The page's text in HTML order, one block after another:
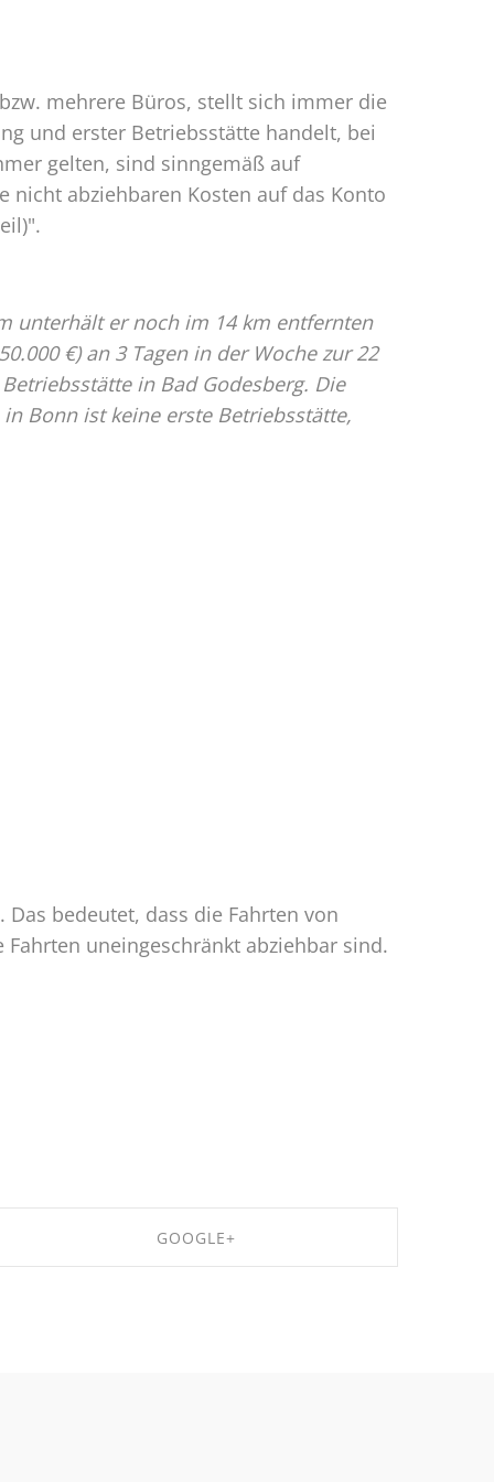
mehrere Büros, stellt sich immer die
und erster Betriebsstätte handelt, bei
gelten, sind sinngemäß auf
nicht abziehbaren Kosten auf das Konto
unterhält er noch im 14 km entfernten
€) an 3 Tagen in der Woche zur 22
in Bad Godesberg. Die
Bonn ist keine erste Betriebsstätte,
bedeutet, dass die Fahrten von
uneingeschränkt abziehbar sind.
GOOGLE+